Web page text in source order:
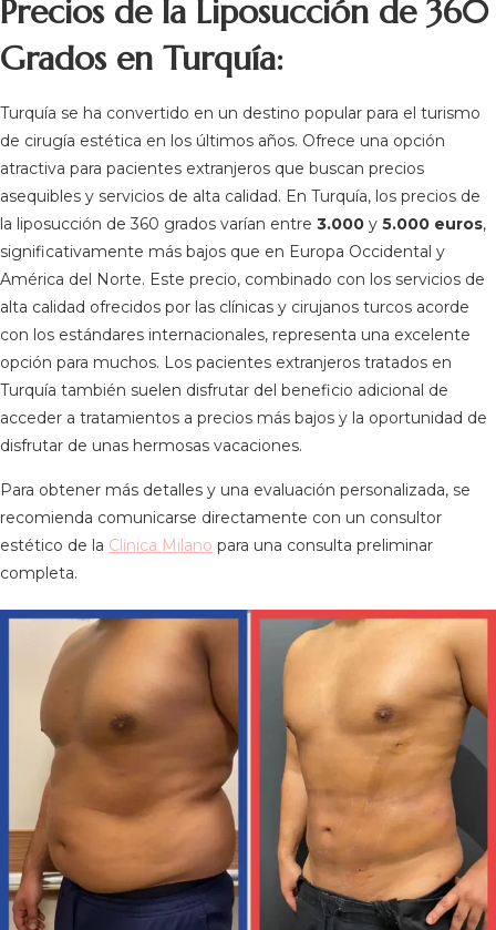
Precios de la Liposucción de 360
Grados en Turquía:
Turquía se ha convertido en un destino popular para el turismo
de cirugía estética en los últimos años. Ofrece una opción
atractiva para pacientes extranjeros que buscan precios
asequibles y servicios de alta calidad. En Turquía, los precios de
la liposucción de 360 grados varían entre 3.000 y 5.000 euros,
significativamente más bajos que en Europa Occidental y
América del Norte. Este precio, combinado con los servicios de
alta calidad ofrecidos por las clínicas y cirujanos turcos acorde
con los estándares internacionales, representa una excelente
opción para muchos. Los pacientes extranjeros tratados en
Turquía también suelen disfrutar del beneficio adicional de
acceder a tratamientos a precios más bajos y la oportunidad de
disfrutar de unas hermosas vacaciones.
Para obtener más detalles y una evaluación personalizada, se
recomienda comunicarse directamente con un consultor
estético de la Clínica Milano para una consulta preliminar
completa.